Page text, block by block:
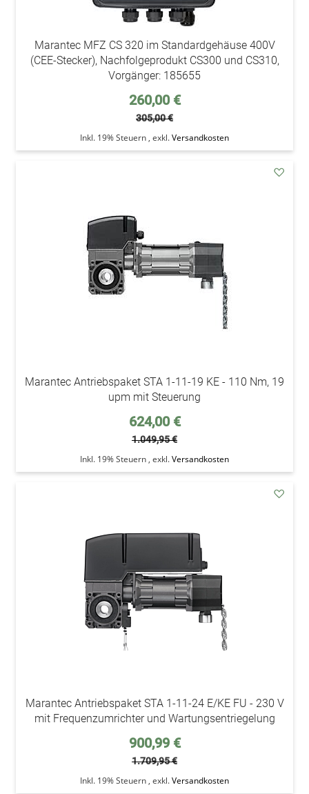
Marantec MFZ CS 320 im Standardgehäuse 400V
(CEE-Stecker), Nachfolgeprodukt CS300 und CS310,
Vorgänger: 185655
Sonderpreis
260,00 €
305,00 €
Inkl. 19% Steuern , exkl.Versandkosten
Marantec Antriebspaket STA 1-11-19 KE - 110 Nm, 19
upm mit Steuerung
Sonderpreis
624,00 €
1.049,95 €
Inkl. 19% Steuern , exkl.Versandkosten
Marantec Antriebspaket STA 1-11-24 E/KE FU - 230 V
mit Frequenzumrichter und Wartungsentriegelung
Sonderpreis
900,99 €
1.709,95 €
Inkl. 19% Steuern , exkl.Versandkosten